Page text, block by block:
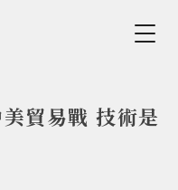
美貿易戰 技術是